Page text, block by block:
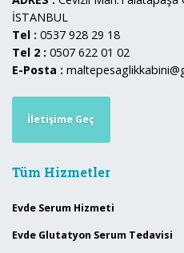
İSTANBUL
Tel : 0537 928 29 18
Tel 2 : 0507 622 01 02
E-Posta :
İletişime Geç
Tüm Hizmetler
Evde Serum Hizmeti
Evde Glutatyon Serum Tedavisi